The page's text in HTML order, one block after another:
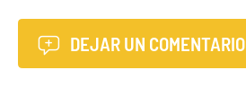
DEJAR UN COMENTARIO